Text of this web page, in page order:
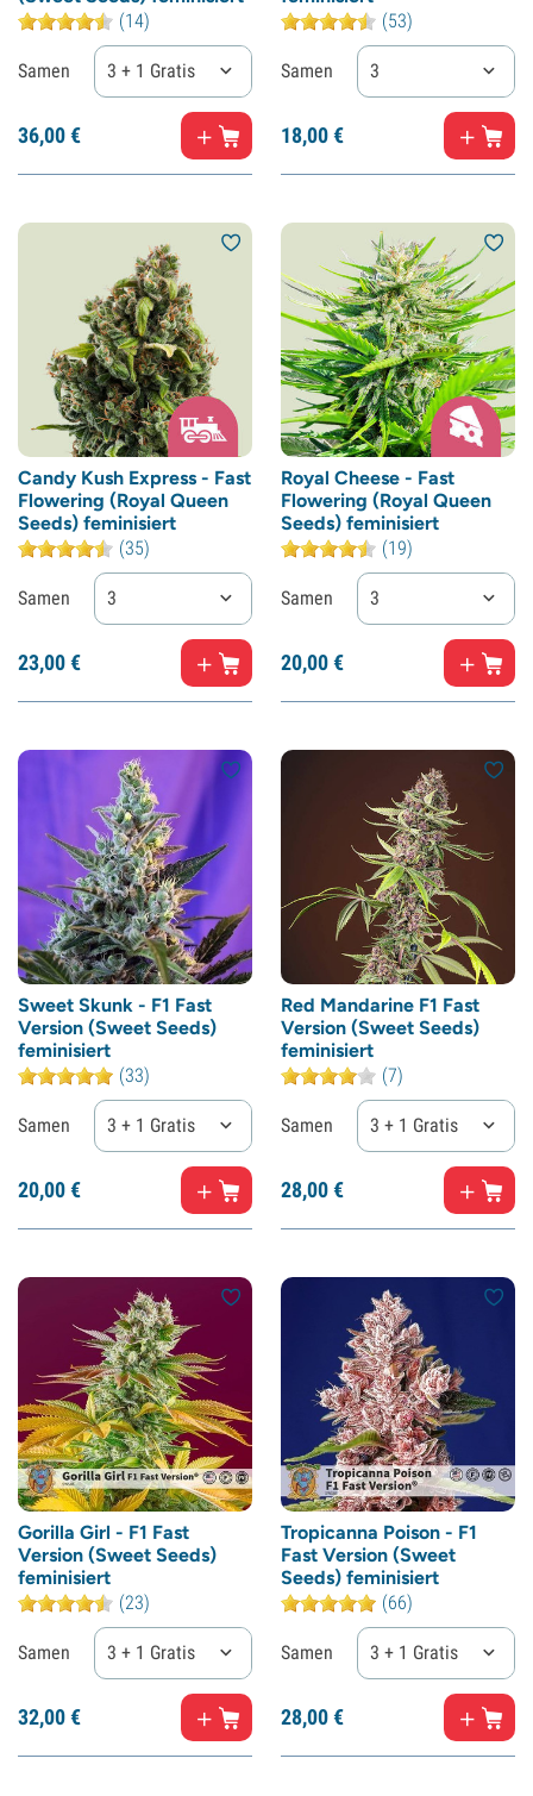
(14)
Samen 3 + 1 Gratis
36,00€
(53)
Samen 3
18,00€
Candy Kush Express - Fast
Flowering (Royal Queen
Seeds) feminisiert
(35)
Samen 3
23,00€
Royal Cheese - Fast
Flowering (Royal Queen
Seeds) feminisiert
(19)
Samen 3
20,00€
Sweet Skunk - F1 Fast
Version (Sweet Seeds)
feminisiert
(33)
Samen 3 + 1 Gratis
20,00€
Red Mandarine F1 Fast
Version (Sweet Seeds)
feminisiert
(7)
Samen 3 + 1 Gratis
28,00€
Gorilla Girl - F1 Fast
Version (Sweet Seeds)
feminisiert
(23)
Samen 3 + 1 Gratis
32,00€
Tropicanna Poison - F1
Fast Version (Sweet
Seeds) feminisiert
(66)
Samen 3 + 1 Gratis
28,00€